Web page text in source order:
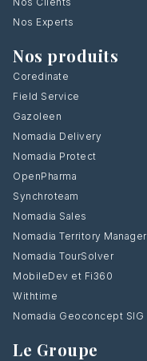
Nos Experts
Nos produits
Coredinate
Field Service
Gazoleen
Nomadia Delivery
Nomadia Protect
OpenPharma
Synchroteam
Nomadia Sales
Nomadia Territory Manager
Nomadia TourSolver
MobileDev et Fi360
Withtime
Nomadia Geoconcept SIG
Le Groupe